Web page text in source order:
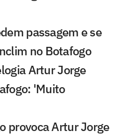
passagem e se
no Botafogo
Artur Jorge
'Muito
provoca Artur Jorge